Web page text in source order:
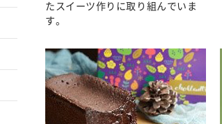
たスイーツ作りに取り組んでいま
す。